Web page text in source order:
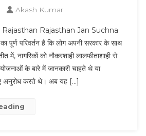
Akash Kumar
Rajasthan Jan Suchna
पूर्ण परिवर्तन है कि लोग अपनी सरकार के साथ
नागरिकों को नौकरशाही लालफीताशाही से
के बारे में जानकारी चाहते थे या
अनुरोध करते थे। अब यह […]